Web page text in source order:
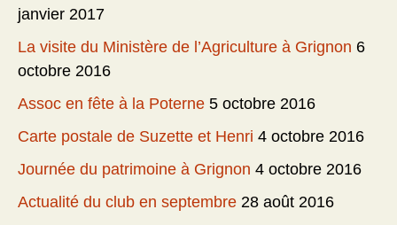
janvier 2017
La visite du Ministère de l’Agriculture à Grignon 6
octobre 2016
Assoc en fête à la Poterne 5 octobre 2016
Carte postale de Suzette et Henri 4 octobre 2016
Journée du patrimoine à Grignon 4 octobre 2016
Actualité du club en septembre 28 août 2016